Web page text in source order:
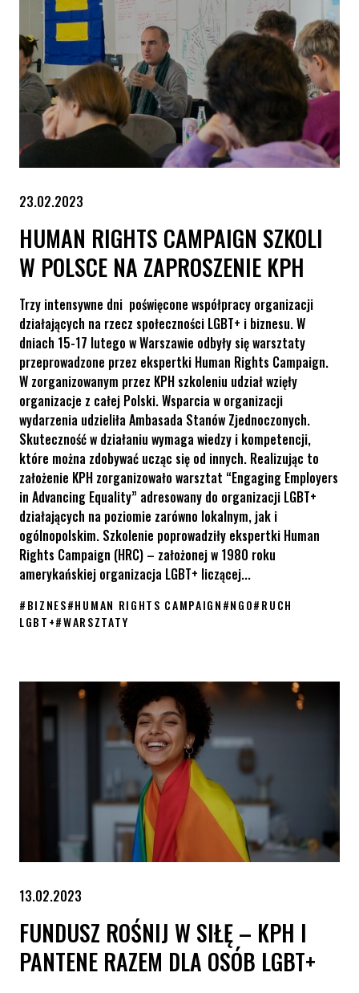
23.02.2023
HUMAN RIGHTS CAMPAIGN SZKOLI
W POLSCE NA ZAPROSZENIE KPH
Trzy intensywne dni poświęcone współpracy organizacji
działających na rzecz społeczności LGBT+ i biznesu. W
dniach 15-17 lutego w Warszawie odbyły się warsztaty
przeprowadzone przez ekspertki Human Rights Campaign.
W zorganizowanym przez KPH szkoleniu udział wzięły
organizacje z całej Polski. Wsparcia w organizacji
wydarzenia udzieliła Ambasada Stanów Zjednoczonych.
Skuteczność w działaniu wymaga wiedzy i kompetencji,
które można zdobywać ucząc się od innych. Realizując to
założenie KPH zorganizowało warsztat “Engaging Employers
in Advancing Equality” adresowany do organizacji LGBT+
działających na poziomie zarówno lokalnym, jak i
ogólnopolskim. Szkolenie poprowadziły ekspertki Human
Rights Campaign (HRC) – założonej w 1980 roku
amerykańskiej organizacja LGBT+ liczącej...
#BIZNES#HUMAN RIGHTS CAMPAIGN#NGO#RUCH
LGBT+#WARSZTATY
13.02.2023
FUNDUSZ ROŚNIJ W SIŁĘ – KPH I
PANTENE RAZEM DLA OSÓB LGBT+